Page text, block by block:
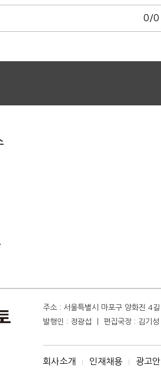
0/0
주소 : 서울특별시 마포구 양화진 4
발행인 : 정광섭 ㅣ 편집국장 : 김
회사소개 I 인재채용 I 광고